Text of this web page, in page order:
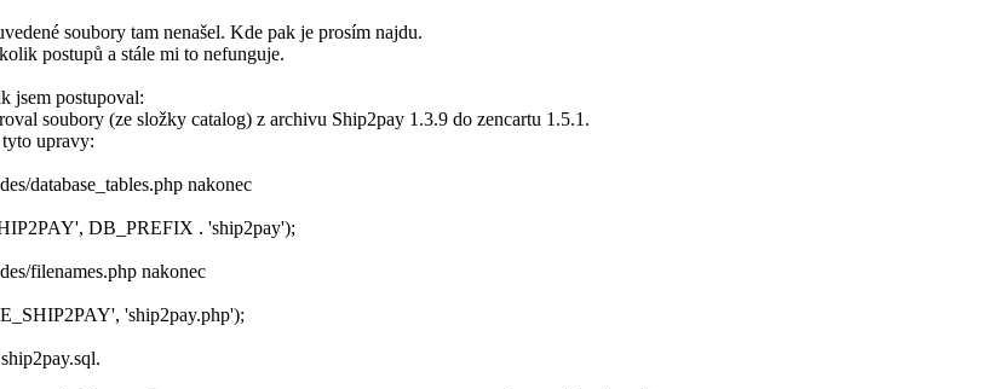
soubory tam nenašel. Kde pak je prosím najdu.
postupů a stále mi to nefunguje.
jsem postupoval:
soubory (ze složky catalog) z archivu Ship2pay 1.3.9 do zencartu 1.5.1.
upravy:
database_tables.php nakonec
DB_PREFIX . 'ship2pay');
filenames.php nakonec
'ship2pay.php');